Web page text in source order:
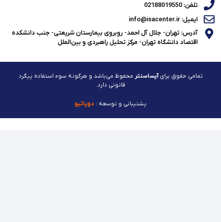
تلفن: 02188019550
ایمیل: info@isacenter.ir
آدرس: تهران- جلال آل احمد- روبروی بیمارستان شریعتی- جنب دانشکده
اقتصاد دانشگاه تهران- مرکز تحلیل راهبردی و بین‌الملل
تمامی حقوق برایآیساسنتر محفوظ می‌باشد و هرگونه سوء استفاده پیگرد
قانونی دارد.
پشتیبانی و توسعه : دوپاتیو